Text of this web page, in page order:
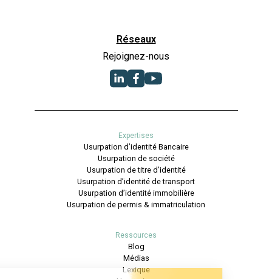
Réseaux
Rejoignez-nous
Expertises
Usurpation d’identité Bancaire
Usurpation de société
Usurpation de titre d’identité
Usurpation d’identité de transport
Usurpation d’identité immobilière
Usurpation de permis & immatriculation
Ressources
Blog
Médias
Lexique